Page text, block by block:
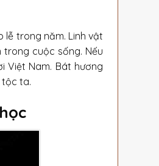
trong năm. Linh vật
cuộc sống. Nếu
Việt Nam. Bát hương
tộc ta.